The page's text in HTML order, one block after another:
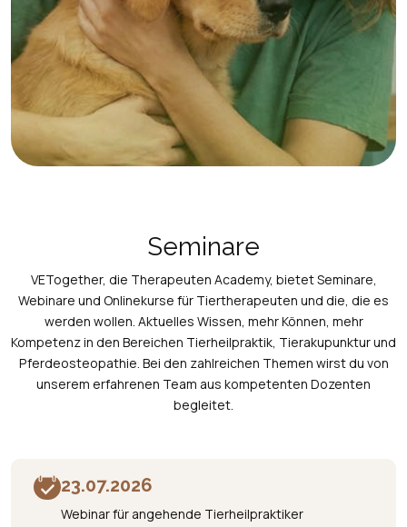
Seminare
VETogether, die Therapeuten Academy, bietet Seminare,
Webinare und Onlinekurse für Tiertherapeuten und die, die es
werden wollen. Aktuelles Wissen, mehr Können, mehr
Kompetenz in den Bereichen Tierheilpraktik, Tierakupunktur und
Pferdeosteopathie. Bei den zahlreichen Themen wirst du von
unserem erfahrenen Team aus kompetenten Dozenten
begleitet.
23.07.2026
Webinar für angehende Tierheilpraktiker